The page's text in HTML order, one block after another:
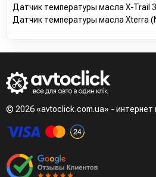
Датчик температуры масла X-Trail 3
Датчик температуры масла Xterra
© 2026 «avtoclick.com.ua» - интернет